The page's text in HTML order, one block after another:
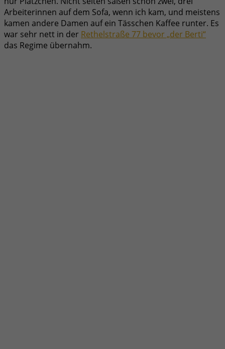
Arbeiterinnen auf dem Sofa, wenn ich kam, und meistens
kamen andere Damen auf ein Tässchen Kaffee runter. Es
war sehr nett in der Rethelstraße 77 bevor „der Berti“
das Regime übernahm.